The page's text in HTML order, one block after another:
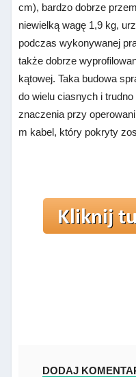
cm), bardzo dobrze
niewielką wagę 1,9 kg,
podczas wykonywanej
także dobrze
kątowej. Taka budowa
do wielu ciasnych i
znaczenia przy
m kabel, który pokryty
DODAJ